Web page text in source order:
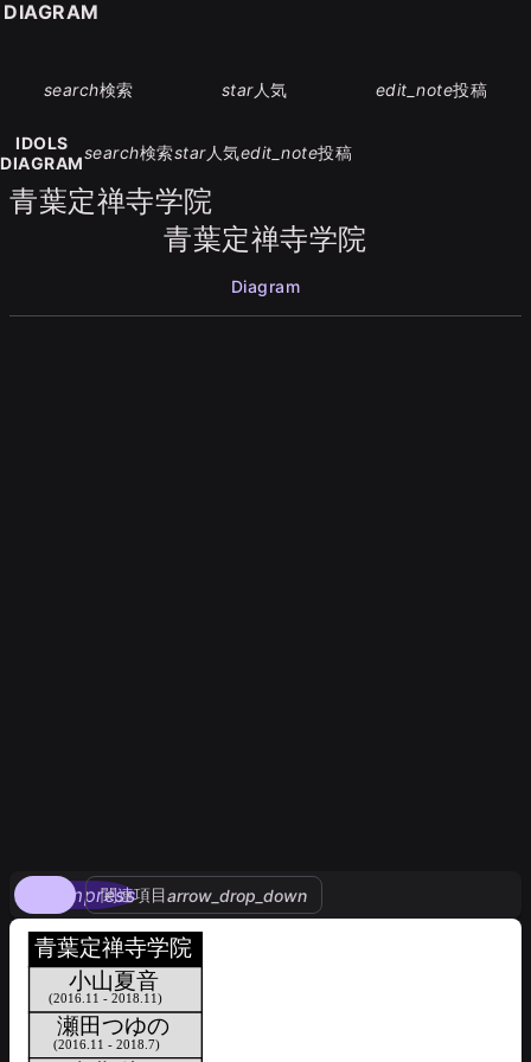
search検索 star人気 edit_note投稿
IDOLS
DIAGRAM
search検索star人気edit_note投稿
青葉定禅寺学院
青葉定禅寺学院
Diagram
compress
関連項目arrow_drop_down